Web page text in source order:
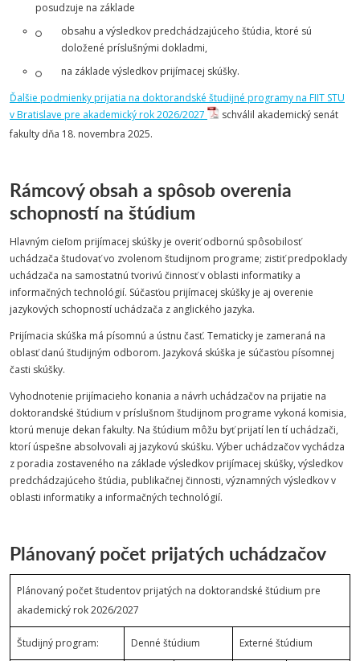
posudzuje na základe
obsahu a výsledkov predchádzajúceho štúdia, ktoré sú
doložené príslušnými dokladmi,
na základe výsledkov prijímacej skúšky.
Ďalšie podmienky prijatia na doktorandské študijné programy na FIIT STU
v Bratislave pre akademický rok 2026/2027
schválil akademický senát
fakulty dňa 18. novembra 2025.
Rámcový obsah a spôsob overenia
schopností na štúdium
Hlavným cieľom prijímacej skúšky je overiť odbornú spôsobilosť
uchádzača študovať vo zvolenom študijnom programe; zistiť predpoklady
uchádzača na samostatnú tvorivú činnosť v oblasti informatiky a
informačných technológií. Súčasťou prijímacej skúšky je aj overenie
jazykových schopností uchádzača z anglického jazyka.
Prijímacia skúška má písomnú a ústnu časť. Tematicky je zameraná na
oblasť danú študijným odborom. Jazyková skúška je súčasťou písomnej
časti skúšky.
Vyhodnotenie prijímacieho konania a návrh uchádzačov na prijatie na
doktorandské štúdium v príslušnom študijnom programe vykoná komisia,
ktorú menuje dekan fakulty. Na štúdium môžu byť prijatí len tí uchádzači,
ktorí úspešne absolvovali aj jazykovú skúšku. Výber uchádzačov vychádza
z poradia zostaveného na základe výsledkov prijímacej skúšky, výsledkov
predchádzajúceho štúdia, publikačnej činnosti, významných výsledkov v
oblasti informatiky a informačných technológií.
Plánovaný počet prijatých uchádzačov
Plánovaný počet študentov prijatých na doktorandské štúdium pre
akademický rok 2026/2027
Študijný program: Denné štúdium Externé štúdium